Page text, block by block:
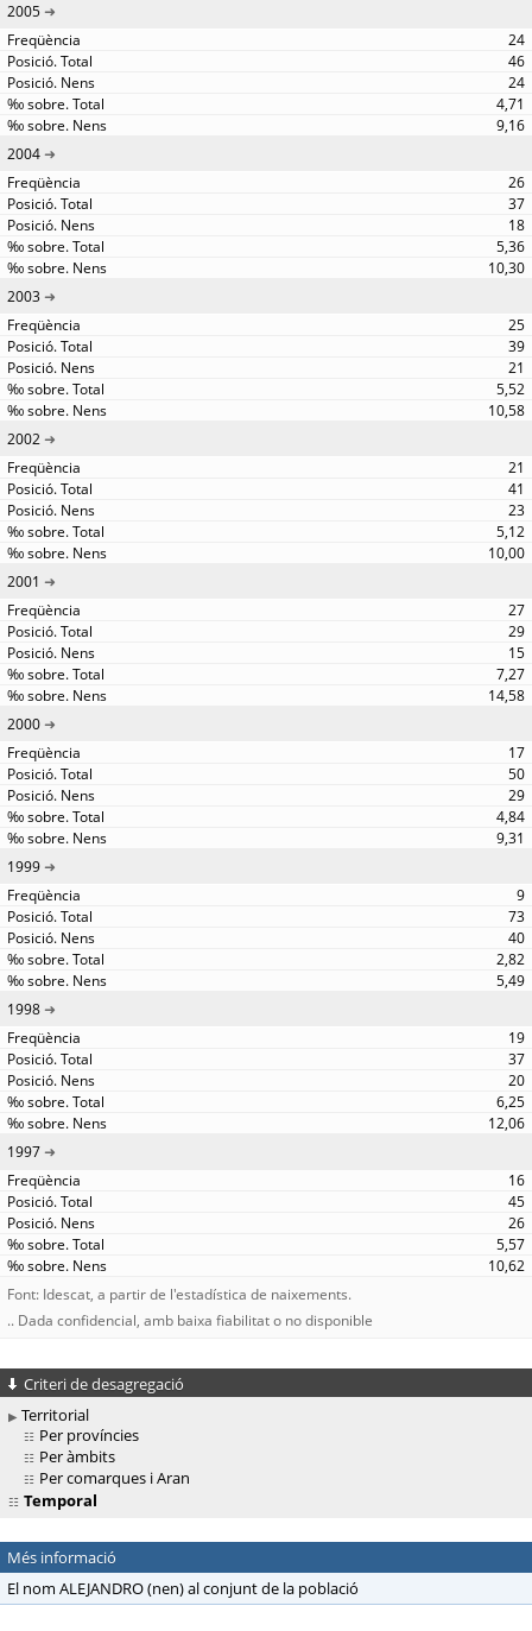
2005
24
46
24
4,71
9,16
2004
26
37
18
5,36
10,30
2003
25
39
21
5,52
10,58
2002
21
41
23
5,12
10,00
2001
27
29
15
7,27
14,58
2000
17
50
29
4,84
9,31
1999
9
73
40
2,82
5,49
1998
19
37
20
6,25
12,06
1997
16
45
26
5,57
10,62
Font: Idescat, a partir de l'estadística de naixements.
.. Dada confidencial, amb baixa fiabilitat o no disponible
Criteri de desagregació
Territorial
Per províncies
Per àmbits
Per comarques i Aran
Temporal
Més informació
El nom ALEJANDRO (nen) al conjunt de la població